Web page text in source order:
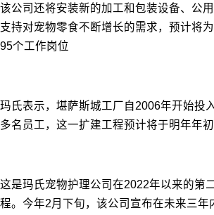
该公司还将安装新的加工和包装设备、公
支持对宠物零食不断增长的需求，预计将
95个工作岗位
玛氏表示，堪萨斯城工厂自2006年开始投
多名员工，这一扩建工程预计将于明年年初
这是玛氏宠物护理公司在2022年以来的第
程。今年2月下旬，该公司宣布在未来三年